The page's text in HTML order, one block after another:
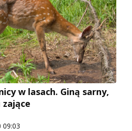
w lasach. Giną sarny,
09:03